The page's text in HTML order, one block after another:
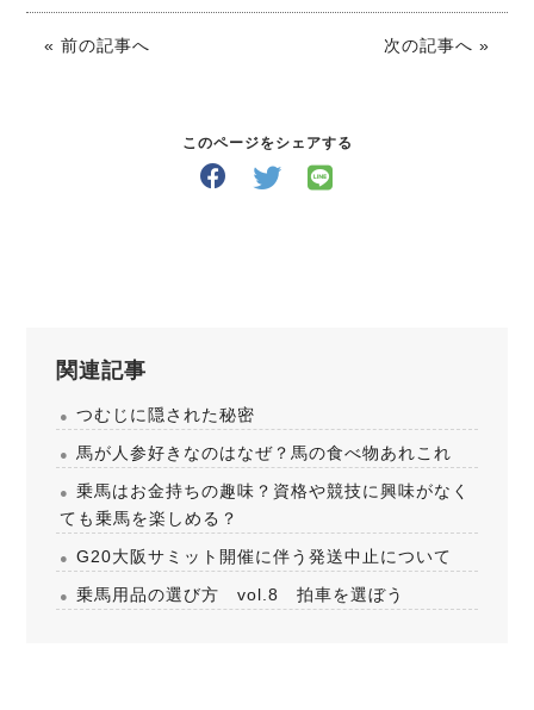
« 前の記事へ 次の記事へ »
このページをシェアする
関連記事
つむじに隠された秘密
馬が人参好きなのはなぜ？馬の食べ物あれこれ
乗馬はお金持ちの趣味？資格や競技に興味がなく
ても乗馬を楽しめる？
G20大阪サミット開催に伴う発送中止について
乗馬用品の選び方 vol.8 拍車を選ぼう